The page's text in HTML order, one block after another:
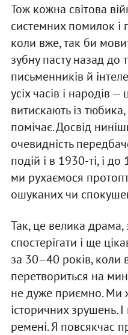
Тож кожна світова
системних помилок і
коли вже, так би
зубну пасту назад до
письменників й
усіх часів і народів
витискають із
помічає. Досвід
очевидність
подій і в 1930-ті, і
ми рухаємося
ошуканих чи
Так, це велика драма,
спостерігати і ще
за 30–40 років, коли
перетвориться на
не дуже приємно. Ми
історичних зрушень.
ремені. Я повсякчас